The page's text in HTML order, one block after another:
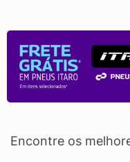
Encontre os